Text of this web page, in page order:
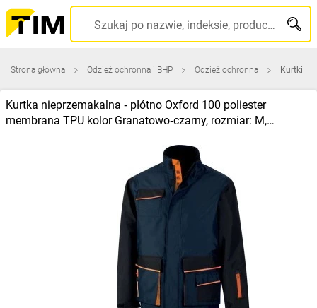
Szukaj po nazwie, indeksie, producencie, kodzie kreskowym...
Strona główna Odzież ochronna i BHP Odzież ochronna Kurtki
Kurtka nieprzemakalna ‑ płótno Oxford 100 poliester
membrana TPU kolor Granatowo‑czarny, rozmiar: M,